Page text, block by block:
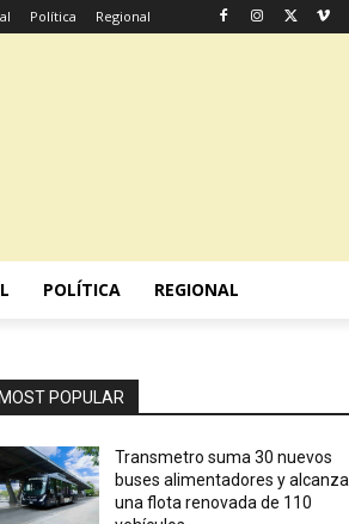
Política Regional
POLÍTICA REGIONAL
MOST POPULAR
Transmetro suma 30 nuevos
buses alimentadores y alcanza
una flota renovada de 110